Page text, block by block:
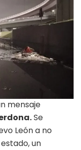
mensaje
Se
León a no
un